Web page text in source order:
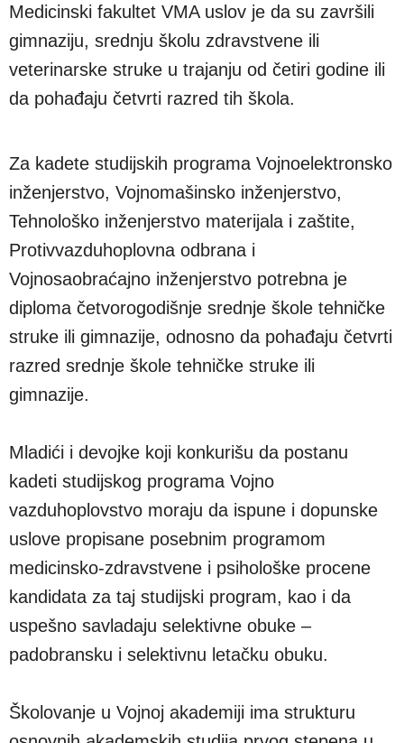
Medicinski fakultet VMA uslov je da su završili
gimnaziju, srednju školu zdravstvene ili
veterinarske struke u trajanju od četiri godine ili
da pohađaju četvrti razred tih škola.
Za kadete studijskih programa Vojnoelektronsko
inženjerstvo, Vojnomašinsko inženjerstvo,
Tehnološko inženjerstvo materijala i zaštite,
Protivvazduhoplovna odbrana i
Vojnosaobraćajno inženjerstvo potrebna je
diploma četvorogodišnje srednje škole tehničke
struke ili gimnazije, odnosno da pohađaju četvrti
razred srednje škole tehničke struke ili
gimnazije.
Mladići i devojke koji konkurišu da postanu
kadeti studijskog programa Vojno
vazduhoplovstvo moraju da ispune i dopunske
uslove propisane posebnim programom
medicinsko-zdravstvene i psihološke procene
kandidata za taj studijski program, kao i da
uspešno savladaju selektivne obuke –
padobransku i selektivnu letačku obuku.
Školovanje u Vojnoj akademiji ima strukturu